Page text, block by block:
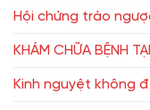
Hội chứng trào
KHÁM CHỮA BỆNH
Kinh nguyệt không